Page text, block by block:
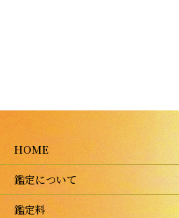
HOME
鑑定について
鑑定料